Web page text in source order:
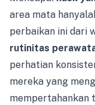
area mata
perbaikan ini dari
rutinitas
perhatian
mereka yang
mempertahankan